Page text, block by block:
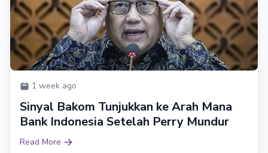
1 week ago
Sinyal Bakom Tunjukkan ke Arah Mana
Bank Indonesia Setelah Perry Mundur
Read More